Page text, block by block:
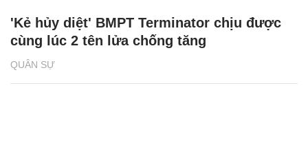
QUÂN SỰ
'Kẻ hủy diệt' BMPT Terminator chịu được
cùng lúc 2 tên lửa chống tăng